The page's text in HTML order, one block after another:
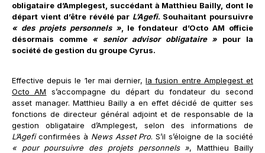
obligataire d’Amplegest, succédant à Matthieu Bailly, dont le
départ vient d’être révélé par L’Agefi. Souhaitant poursuivre
« des projets personnels », le fondateur d’Octo AM officie
désormais comme « senior advisor obligataire » pour la
société de gestion du groupe Cyrus.
Effective depuis le 1er mai dernier,la fusion entre Amplegest et
Octo AM s’accompagne du départ du fondateur du second
asset manager. Matthieu Bailly a en effet décidé de quitter ses
fonctions de directeur général adjoint et de responsable de la
gestion obligataire d’Amplegest, selon des informations de
L’Ageficonfirmées à News Asset Pro. S’il s’éloigne de la société
« pour poursuivre des projets personnels », Matthieu Bailly